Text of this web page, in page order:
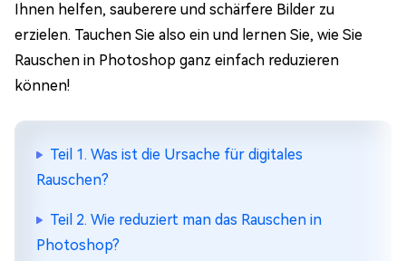
Ihnen helfen, sauberere und schärfere Bilder zu
erzielen. Tauchen Sie also ein und lernen Sie, wie Sie
Rauschen in Photoshop ganz einfach reduzieren
können!
Teil 1. Was ist die Ursache für digitales
Rauschen?
Teil 2. Wie reduziert man das Rauschen in
Photoshop?